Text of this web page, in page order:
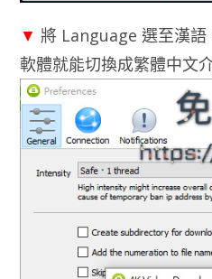
▼ 將 Language 選至漢
軟體就能切換成繁體中文